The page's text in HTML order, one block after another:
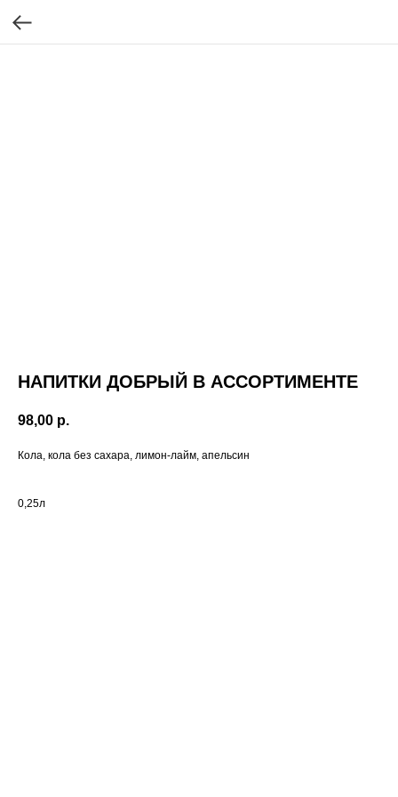
НАПИТКИ ДОБРЫЙ В АССОРТИМЕНТЕ
98,00 р.
Кола, кола без сахара, лимон-лайм, апельсин
0,25л